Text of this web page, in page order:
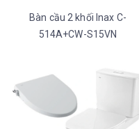
Bàn cầu 2 khối Inax C-
514A+CW-S15VN